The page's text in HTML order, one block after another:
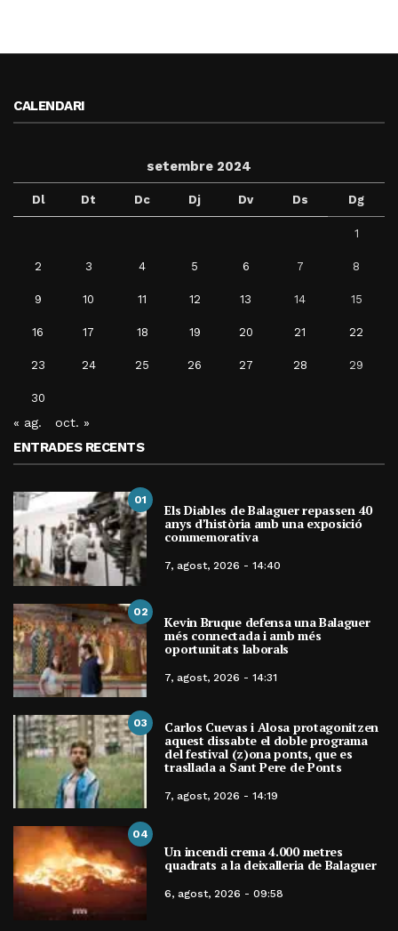
CALENDARI
setembre 2024
Dl Dt Dc Dj Dv Ds Dg
1
2 3 4 5 6 7 8
9 10 11 12 13 14 15
16 17 18 19 20 21 22
23 24 25 26 27 28 29
30
« ag. oct. »
ENTRADES RECENTS
01
Els Diables de Balaguer repassen 40
anys d’història amb una exposició
commemorativa
7, agost, 2026 - 14:40
02
Kevin Bruque defensa una Balaguer
més connectada i amb més
oportunitats laborals
7, agost, 2026 - 14:31
03 Carlos Cuevas i Alosa protagonitzen
aquest dissabte el doble programa
del festival (z)ona ponts, que es
trasllada a Sant Pere de Ponts
7, agost, 2026 - 14:19
04
Un incendi crema 4.000 metres
quadrats a la deixalleria de Balaguer
6, agost, 2026 - 09:58